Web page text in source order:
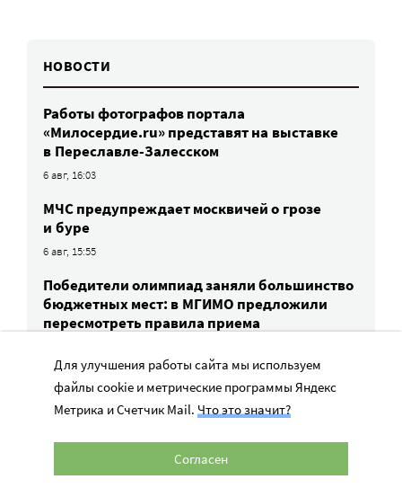
НОВОСТИ
Работы фотографов портала
«Милосердие.ru» представят на выставке
в Переславле-Залесском
6 авг, 16:03
МЧС предупреждает москвичей о грозе
и буре
6 авг, 15:55
Победители олимпиад заняли большинство
бюджетных мест: в МГИМО предложили
пересмотреть правила приема
Улучшить питание заключенных намерен
Минюст
Обязать самозанятых платить пенсионные
взносы предлагают профсоюзы
Для улучшения работы сайта мы используем
файлы cookie и метрические программы Яндекс
Метрика и Счетчик Mail. Что это значит?
Согласен